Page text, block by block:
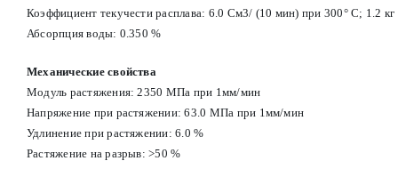
Коэффициент текучести расплава: 6.0 См3/ (10 мин) при 300° С; 1.2 кг
Абсорпция воды: 0.350 %
Механические свойства
Модуль растяжения: 2350 МПа при 1мм/мин
Напряжение при растяжении: 63.0 МПа при 1мм/мин
Удлинение при растяжении: 6.0 %
Растяжение на разрыв: >50 %